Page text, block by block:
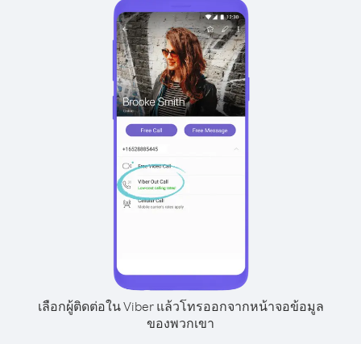
เลือกผู้ติดต่อใน Viber แล้วโทรออกจากหน้าจอข้อมูล
ของพวกเขา